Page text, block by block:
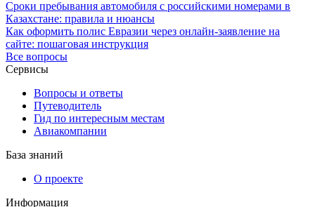
Сроки пребывания автомобиля с российскими номерами в
Казахстане: правила и нюансы
Как оформить полис Евразии через онлайн-заявление на
сайте: пошаговая инструкция
Все вопросы
Сервисы
Вопросы и ответы
Путеводитель
Гид по интересным местам
Авиакомпании
База знаний
О проекте
Информация